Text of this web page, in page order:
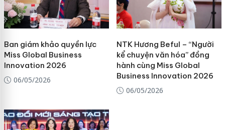
Ban giám khảo quyền lực
Miss Global Business
Innovation 2026
06/05/2026
NTK Hương Beful – “Người
kể chuyện văn hóa” đồng
hành cùng Miss Global
Business Innovation 2026
06/05/2026